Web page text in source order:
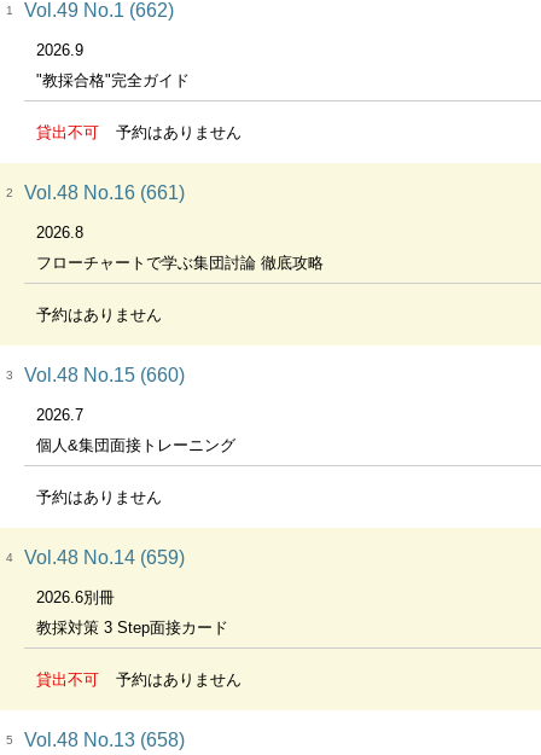
1 Vol.49 No.1 (662)
2026.9
"教採合格"完全ガイド
貸出不可 予約はありません
2 Vol.48 No.16 (661)
2026.8
フローチャートで学ぶ集団討論 徹底攻略
予約はありません
3 Vol.48 No.15 (660)
2026.7
個人&集団面接トレーニング
予約はありません
4 Vol.48 No.14 (659)
2026.6別冊
教採対策 3 Step面接カード
貸出不可 予約はありません
5 Vol.48 No.13 (658)